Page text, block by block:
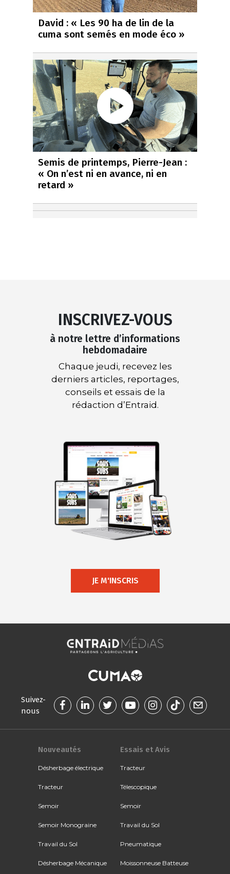
David : « Les 90 ha de lin de la
cuma sont semés en mode éco »
Semis de printemps, Pierre-Jean :
« On n’est ni en avance, ni en
retard »
INSCRIVEZ-VOUS
à notre lettre d’informations
hebdomadaire
Chaque jeudi, recevez les
derniers articles, reportages,
conseils et essais de la
rédaction d’Entraid.
JE M'INSCRIS
Suivez-
nous
Nouveautés
Désherbage électrique
Tracteur
Semoir
Semoir Monograine
Travail du Sol
Désherbage Mécanique
Essais et Avis
Tracteur
Télescopique
Semoir
Travail du Sol
Pneumatique
Moissonneuse Batteuse